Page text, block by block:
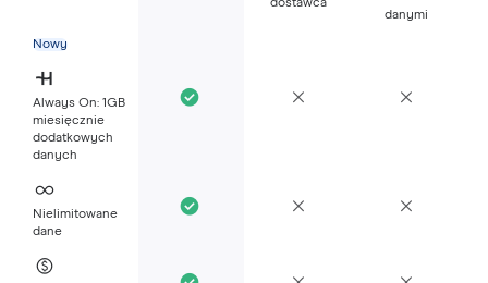
dostawca
danymi
Nowy
Always On: 1GB
miesięcznie
dodatkowych
danych
Nielimitowane
dane